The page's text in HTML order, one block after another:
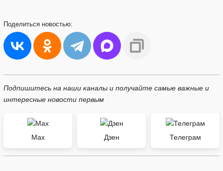
Поделиться новостью:
Подпишитесь на наши каналы и получайте самые важные и
интересные новости первым
Max Дзен Телеграм